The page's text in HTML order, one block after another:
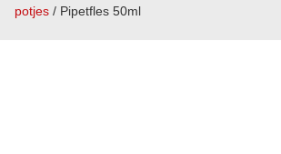
potjes/ Pipetfles 50ml